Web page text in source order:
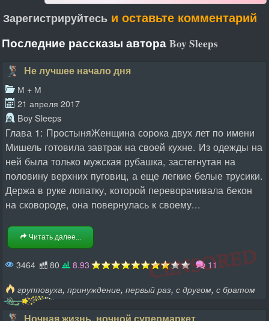
Зарегистрируйтесь и оставьте комментарий
Последние рассказы автора Boy Sleeps
Не лучшее начало дня
М + М
21 апреля 2017
Boy Sleeps
Глава 1: ПростыняЖенщина сорока двух лет по имени
Мишель готовила завтрак на своей кухне. Из одежды на
ней была только мужская рубашка, застегнутая на
половину верхних пуговиц, а еще легкие белые трусики.
Держа в руке лопатку, которой переворачивала бекон
на сковороде, она повернулась к своему...
Читать далее...
3464 80 8.93 11
групповуха, принуждение, первый раз, с другом, с братом
Ночная жизнь, ночной супермаркет